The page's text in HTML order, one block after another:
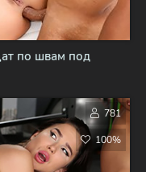
по швам под
781
100%